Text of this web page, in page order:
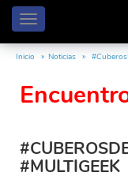
Menú
Inicio Noticias
#MULTIGEEK